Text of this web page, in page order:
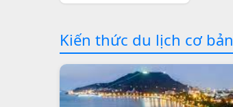
Kiến thức du lịch cơ bản